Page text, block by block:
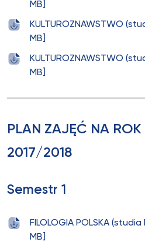
MB]
KULTUROZNAWSTWO
MB]
KULTUROZNAWSTWO
MB]
PLAN ZAJĘĆ NA
2017/2018
Semestr 1
FILOLOGIA POLSKA
MB]